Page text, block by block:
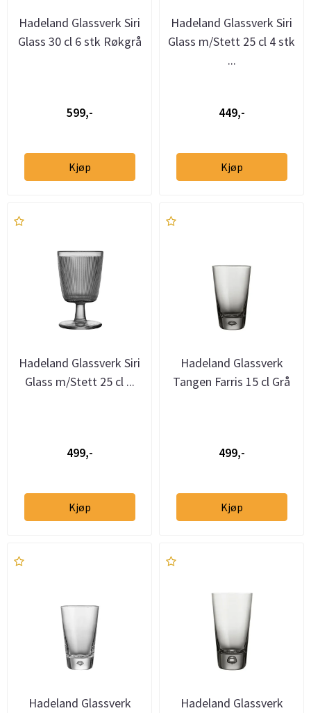
Hadeland Glassverk Siri
Glass 30 cl 6 stk Røkgrå
599,-
Kjøp
Hadeland Glassverk Siri
Glass m/Stett 25 cl 4 stk
...
449,-
Kjøp
Hadeland Glassverk Siri
Glass m/Stett 25 cl ...
499,-
Kjøp
Hadeland Glassverk
Tangen Farris 15 cl Grå
499,-
Kjøp
Hadeland Glassverk
Hadeland Glassverk